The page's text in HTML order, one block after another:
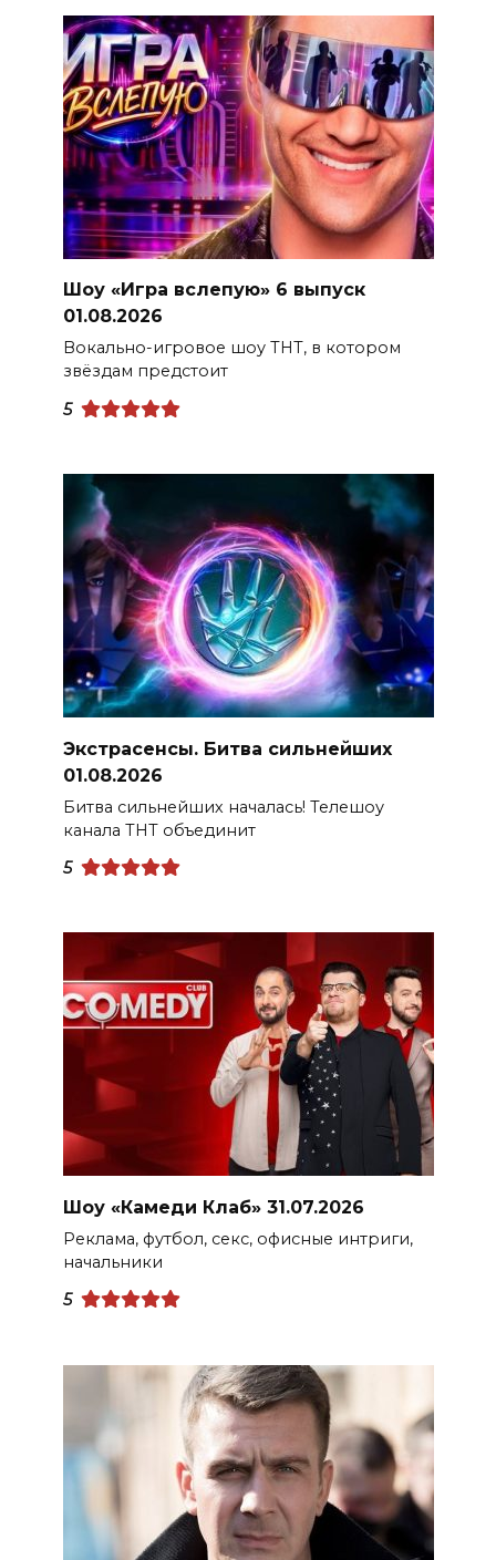
Шоу «Игра вслепую» 6 выпуск
01.08.2026
Вокально-игровое шоу ТНТ, в котором
звёздам предстоит
5
Экстрасенсы. Битва сильнейших
01.08.2026
Битва сильнейших началась! Телешоу
канала ТНТ объединит
5
Шоу «Камеди Клаб» 31.07.2026
Реклама, футбол, секс, офисные интриги,
начальники
5